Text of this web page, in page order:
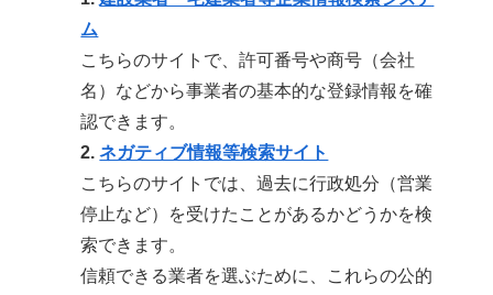
ム
こちらのサイトで、許可番号や商号（会社
名）などから事業者の基本的な登録情報を確
認できます。
2.ネガティブ情報等検索サイト
こちらのサイトでは、過去に行政処分（営業
停止など）を受けたことがあるかどうかを検
索できます。
信頼できる業者を選ぶために、これらの公的